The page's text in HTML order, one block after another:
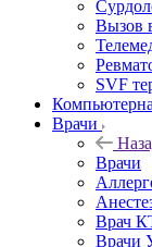
Вызов
SVF
Врачи
Врачи
Врач
Врачи